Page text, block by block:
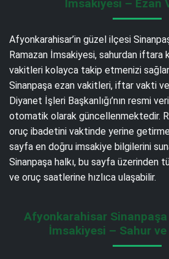
İmsakiyesi – Ezan
Afyonkarahisar’in güzel ilçesi
Ramazan İmsakiyesi, sahurdan iftara
vakitleri kolayca takip etmenizi
Sinanpaşa ezan vakitleri, iftar vakti
Diyanet İşleri Başkanlığı’nın resmi
otomatik olarak güncellenmektedir.
oruç ibadetini vaktinde yerine
sayfa en doğru imsakiye bilgilerini
Sinanpaşa halkı, bu sayfa üzerinden
ve oruç saatlerine hızlıca ulaşabilir.
Afyonkarahisar
İmsakiyesi – Sahur